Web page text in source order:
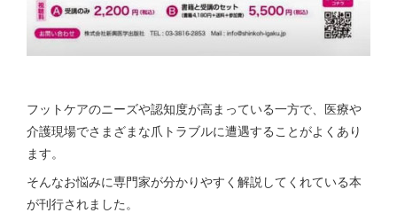
フットケアのニーズや認知度が高まっている一方で、医療や
介護現場でさまざまな爪トラブルに遭遇することがよくあり
ます。
そんなお悩みに専門家が分かりやすく解説してくれている本
が刊行されました。